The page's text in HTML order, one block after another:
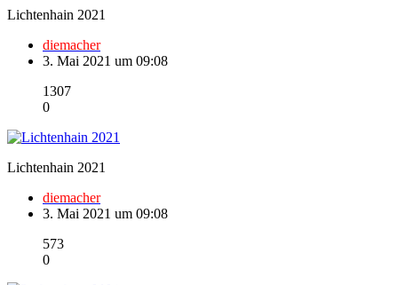
Lichtenhain 2021
diemacher
3. Mai 2021 um 09:08
1307
0
Lichtenhain 2021
diemacher
3. Mai 2021 um 09:08
573
0